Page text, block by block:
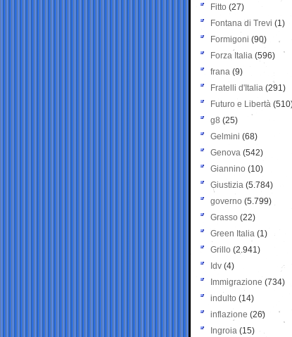
Fitto (27)
Fontana di Trevi (1)
Formigoni (90)
Forza Italia (596)
frana (9)
Fratelli d'Italia (291)
Futuro e Libertà
g8 (25)
Gelmini (68)
Genova (542)
Giannino (10)
Giustizia (5.784)
governo (5.799)
Grasso (22)
Green Italia (1)
Grillo (2.941)
Idv (4)
Immigrazione (734)
indulto (14)
inflazione (26)
Ingroia (15)